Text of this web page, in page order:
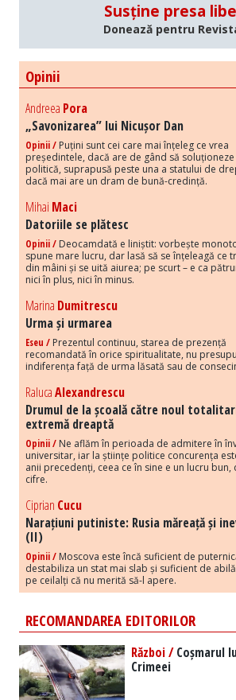
Susține presa
Donează pentru
Opinii
Andreea Pora
„Savonizarea” lui Nicușor Dan
Opinii / Puțini sunt cei care mai înțeleg ce vrea
președintele, dacă are de gând să soluționeze
politică, suprapusă peste una a statului de
dacă mai are un dram de bună-credință.
Mihai Maci
Datoriile se plătesc
Opinii / Deocamdată e liniștit: vorbește
spune mare lucru, dar lasă să se înțeleagă ce
din mâini și se uită aiurea; pe scurt – e ca
nici în plus, nici în minus.
Marina Dumitrescu
Urma și urmarea
Eseu / Prezentul continuu, starea de prezență
recomandată în orice spiritualitate, nu
indiferența față de urma lăsată sau de
RalucaAlexandrescu
Drumul de la școală către noul
extremă dreaptă
Opinii / Ne aflăm în perioada de admitere în
universitar, iar la științe politice concurența
anii precedenți, ceea ce în sine e un lucru bun,
cifre.
Ciprian Cucu
Narațiuni putiniste: Rusia măreață și
(II)
Opinii / Moscova este încă suficient de
destabiliza un stat mai slab și suficient de
pe ceilalți că nu merită să-l apere.
RECOMANDAREA EDITORILOR
Război /Coșmarul
Crimeei